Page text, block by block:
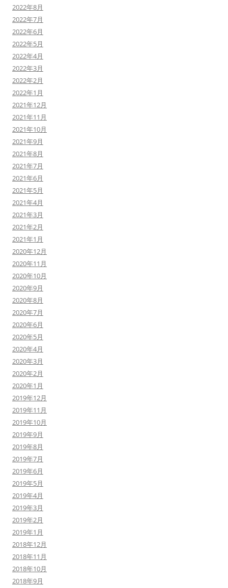
2022年8月
2022年7月
2022年6月
2022年5月
2022年4月
2022年3月
2022年2月
2022年1月
2021年12月
2021年11月
2021年10月
2021年9月
2021年8月
2021年7月
2021年6月
2021年5月
2021年4月
2021年3月
2021年2月
2021年1月
2020年12月
2020年11月
2020年10月
2020年9月
2020年8月
2020年7月
2020年6月
2020年5月
2020年4月
2020年3月
2020年2月
2020年1月
2019年12月
2019年11月
2019年10月
2019年9月
2019年8月
2019年7月
2019年6月
2019年5月
2019年4月
2019年3月
2019年2月
2019年1月
2018年12月
2018年11月
2018年10月
2018年9月